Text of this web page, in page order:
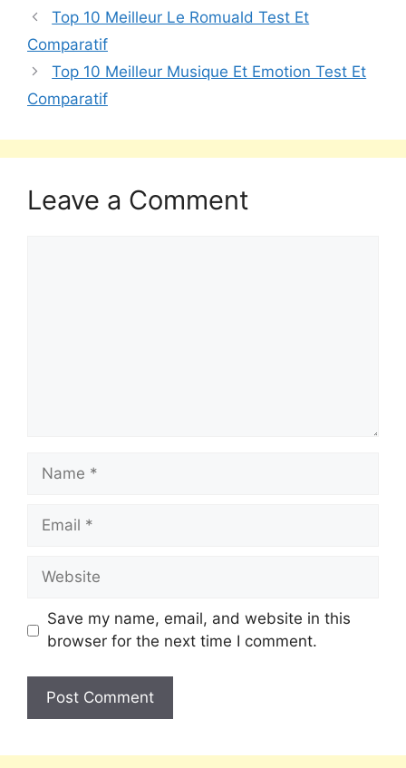
Top 10 Meilleur Le Romuald Test Et
Comparatif
Top 10 Meilleur Musique Et Emotion Test Et
Comparatif
Leave a Comment
Save my name, email, and website in this
browser for the next time I comment.